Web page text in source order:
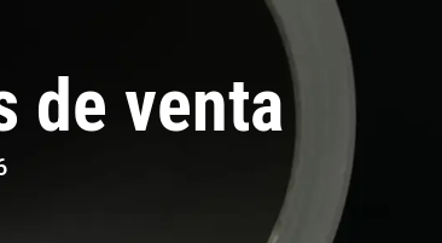
de venta